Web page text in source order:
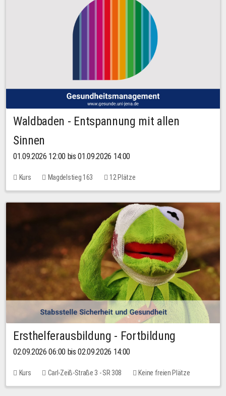
Waldbaden - Entspannung mit allen
Sinnen
01.09.2026 12:00 bis 01.09.2026 14:00
Kurs Magdelstieg 163 12 Plätze
Ersthelferausbildung - Fortbildung
02.09.2026 06:00 bis 02.09.2026 14:00
Kurs Carl-Zeiß-Straße 3 - SR 308 Keine freien Plätze